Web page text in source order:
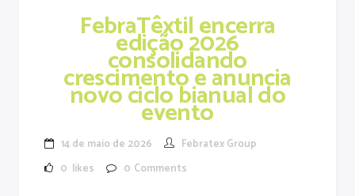
FebraTêxtil encerra
edição 2026
consolidando
crescimento e anuncia
novo ciclo bianual do
evento
14 de maio de 2026
Febratex Group
0 likes 0 Comments